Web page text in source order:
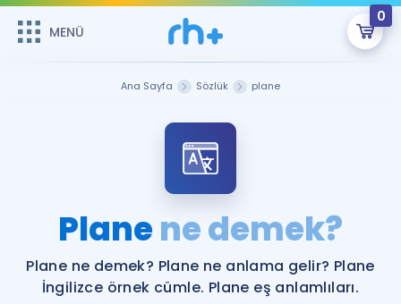
MENÜ
0
ÜYE DEĞİLİM
Sepetin Şu An Boş.
Remzi Hoca ile seni sınava hazırlayacak onlarca eğitim seni
bekliyor!
MENÜ
Faydalı Araçlar
Ana Sayfa Sözlük plane
Planene demek?
Plane ne demek? Plane ne anlama gelir? Plane
İngilizce örnek cümle. Plane eş anlamlıları.